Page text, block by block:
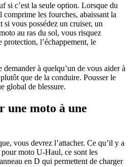
si c’est la seule option. Lorsque du
les fourches, abaissant la
vous possédez un cruiser, un
au ras du sol, vous risquez
protection, l’échappement, le
à quelqu’un de vous aider à
que de la conduire. Pousser le
global de blessure.
une moto à une
vous devrez l’attacher. Ce qu’il y a
moto U-Haul, ce sont les
en D qui permettent de charger